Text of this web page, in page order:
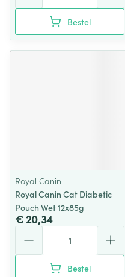
Bestel
Royal Canin
Royal Canin Cat Diabetic
Pouch Wet 12x85g
€ 20,34
Bestel